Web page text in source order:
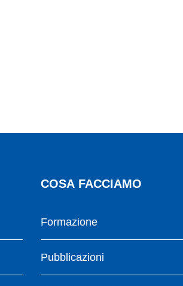
COSA FACCIAMO
Formazione
Pubblicazioni